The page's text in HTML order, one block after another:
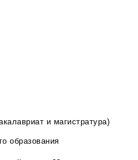
и магистратура)
образования